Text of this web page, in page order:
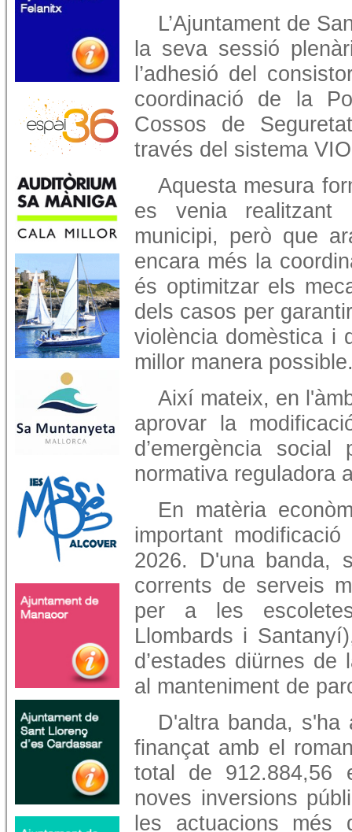
L’Ajuntament de
la seva sessió
l’adhesió del
coordinació de la
Cossos de
través del sistema
Aquesta mesura
es venia
municipi, però que
encara més la
és optimitzar els
dels casos per
violència domèstica i
millor manera
Així mateix, en
aprovar la
d’emergència
normativa reguladora
En matèria
important
2026. D'una banda,
corrents de serveis
per a les
Llombards i
d’estades diürnes
al manteniment de
D'altra banda, s'ha
finançat amb el
total de 912.884,56
noves inversions
les actuacions més